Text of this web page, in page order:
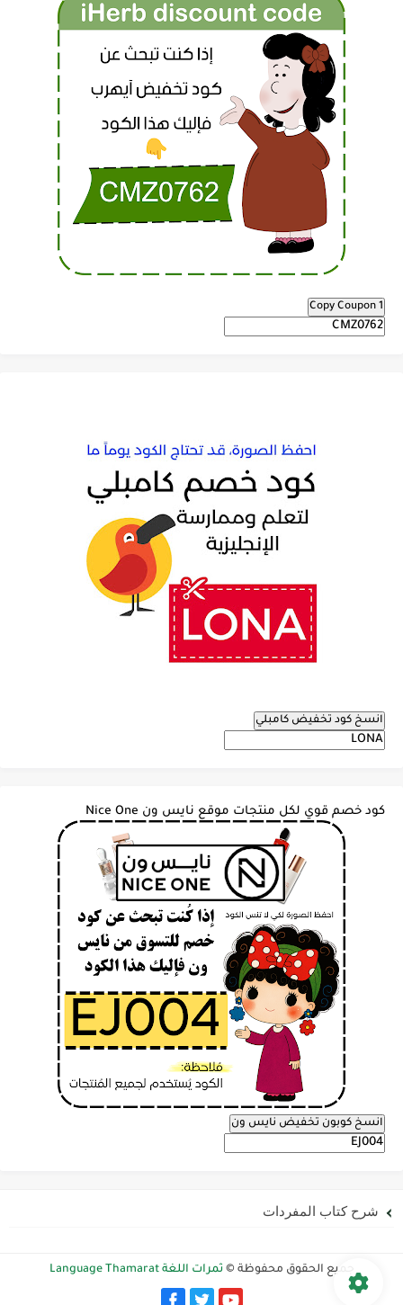
Copy Coupon 1
انسخ كود تخفيض كامبلي
كود خصم قوي لكل منتجات موقع نايس ون Nice One
انسخ كوبون تخفيض نايس ون
شرح كتاب المفردات
جميع الحقوق محفوظة © ثمرات اللغة Language Thamarat